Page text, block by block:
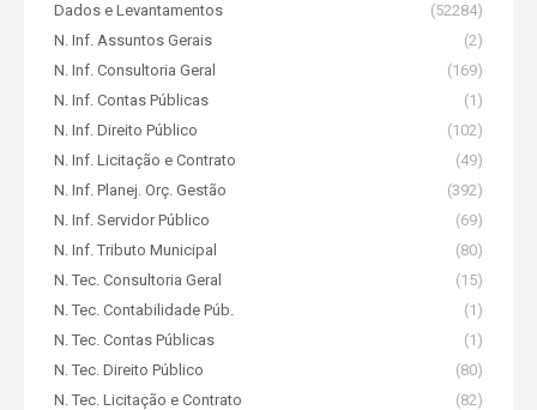
Dados e Levantamentos
(52284)
N. Inf. Assuntos Gerais
(2)
N. Inf. Consultoria Geral
(169)
N. Inf. Contas Públicas
(1)
N. Inf. Direito Público
(102)
N. Inf. Licitação e Contrato
(49)
N. Inf. Planej. Orç. Gestão
(392)
N. Inf. Servidor Público
(69)
N. Inf. Tributo Municipal
(80)
N. Tec. Consultoria Geral
(15)
N. Tec. Contabilidade Púb.
(1)
N. Tec. Contas Públicas
(1)
N. Tec. Direito Público
(80)
N. Tec. Licitação e Contrato
(82)